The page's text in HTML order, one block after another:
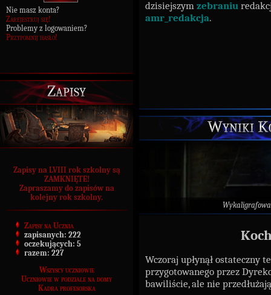
Nie masz konta?
Zarejestruj się!
Problemy z logowaniem?
Przypomnij hasło!
Zapisy
Zapisy na LVIII rok szkolny są
ZAMKNIĘTE!
Zapraszamy do zapisów na
kolejny rok szkolny.
Zapisy na Ucznia
zapisanych: 222
oczekujących: 5
razem: 227
Wszyscy uczniowie
Uczniowie w podziale na domy
Kadra profesorska
dzisiejszym zebraniu
amr_redakcja.
Wyniki
Wczoraj upłynął ostateczny
przygotowanego przez
bawiliście, ale nie